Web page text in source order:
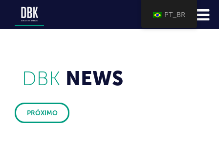
DBK NEWS
PRÓXIMO
PT_BR